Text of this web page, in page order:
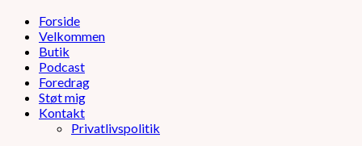
Forside
Velkommen
Butik
Podcast
Foredrag
Støt mig
Kontakt
Privatlivspolitik